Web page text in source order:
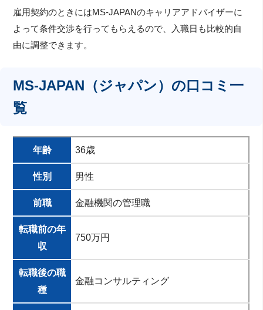
雇用契約のときにはMS-JAPANのキャリアアドバイザーに
よって条件交渉を行ってもらえるので、入職日も比較的自
由に調整できます。
MS-JAPAN（ジャパン）の口コミ一
覧
年齢 36歳
性別 男性
前職 金融機関の管理職
転職前の年
収
750万円
転職後の職
種
金融コンサルティング